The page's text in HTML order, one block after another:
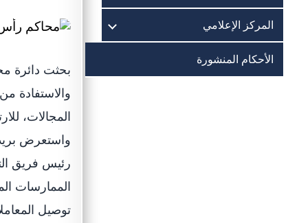
المركز الإعلامي
الأحكام المنشورة
بحثت دائرة
والاستفادة
المجالات،
واستعرض
رئيس فريق
الممارسات
توصيل